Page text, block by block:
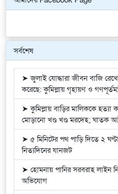
সর্বশেষ
➤ জুলাই যোদ্ধারা জীবন বাজি
করেছে: কুমিল্লায় গৃহায়ণ ও
➤ কুমিল্লায় বাড়ির মালিককে হত্যা
মোড়ানো খণ্ড খণ্ড মরদেহ; ঘাতক
➤ ৫ মিনিটের পথ পাড়ি দিতে ২
নিত্যদিনের যানজট
➤ হোমনায় পানির সরবরাহ লাইন
অভিযোগ